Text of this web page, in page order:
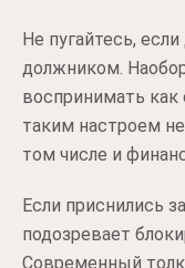
Не пугайтесь,
должником.
воспринимать
таким настроем
том числе и
Если приснились
подозревает
Современный